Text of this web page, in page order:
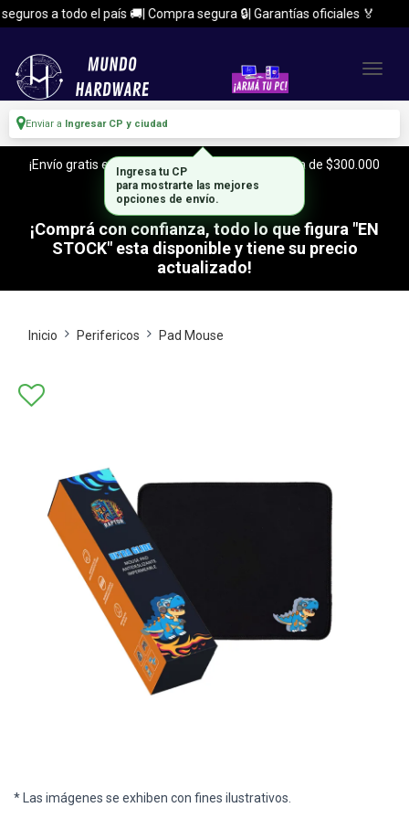
a todo el país 🚚| Compra segura 🔒| Garantías oficiales 🏅
Enviar a Ingresar CP y ciudad
¡Envío gratis en CABA y Zona Sur, con tu compra de $300.000
o mas!
¡Comprá con confianza, todo lo que figura "EN
STOCK" esta disponible y tiene su precio
actualizado!
Inicio Perifericos Pad Mouse
* Las imágenes se exhiben con fines ilustrativos.
Ingresa tu CP
para mostrarte las mejores
opciones de envío.